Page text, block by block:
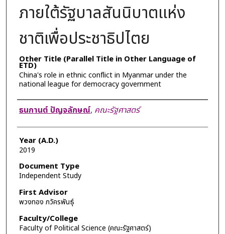
ภายใต้รัฐบาลสันนิบาตแห่ง
ชาติเพื่อประชาธิปไตย
Other Title (Parallel Title in Other Language of
ETD)
China's role in ethnic conflict in Myanmar under the
national league for democracy government
Author
ธนกานต์ ปัญจลักษณ์, คณะรัฐศาสตร์
Year (A.D.)
2019
Document Type
Independent Study
First Advisor
พวงทอง ภวัครพันธุ์
Faculty/College
Faculty of Political Science (คณะรัฐศาสตร์)